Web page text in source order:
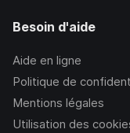
Besoin d'aide
Aide en ligne
Politique de
Mentions légales
Utilisation des